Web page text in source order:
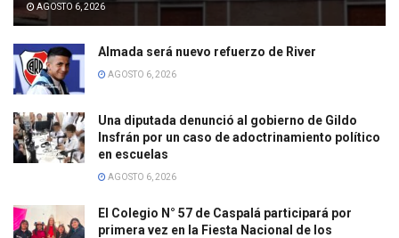
AGOSTO 6, 2026
Almada será nuevo refuerzo de River
AGOSTO 6, 2026
Una diputada denunció al gobierno de Gildo
Insfrán por un caso de adoctrinamiento político
en escuelas
AGOSTO 6, 2026
El Colegio N° 57 de Caspalá participará por
primera vez en la Fiesta Nacional de los